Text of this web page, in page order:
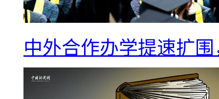
中外合作办学提速扩